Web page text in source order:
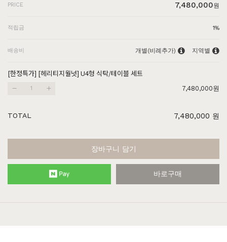
PRICE 7,480,000원
적립금 1%
배송비 개별(비례추가) 지역별
[한정특가] [헤리티지월넛] U4형 식탁/테이블 세트
7,480,000원
TOTAL 7,480,000 원
장바구니 담기
바로구매